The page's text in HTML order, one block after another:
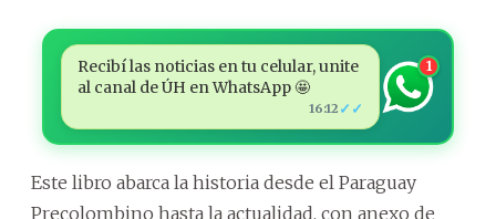
Recibí las noticias en tu celular, unite
al canal de ÚH en WhatsApp 🤩
16:12 ✓✓
1
Este libro abarca la historia desde el Paraguay
Precolombino hasta la actualidad, con anexo de